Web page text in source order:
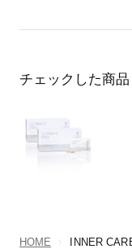
チェックした商品
HOME INNER